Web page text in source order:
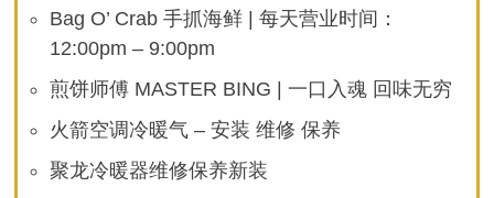
Bag O’ Crab 手抓海鲜 | 每天营业时间：
12:00pm – 9:00pm
煎饼师傅 MASTER BING | 一口入魂 回味无穷
火箭空调冷暖气 – 安装 维修 保养
聚龙冷暖器维修保养新装